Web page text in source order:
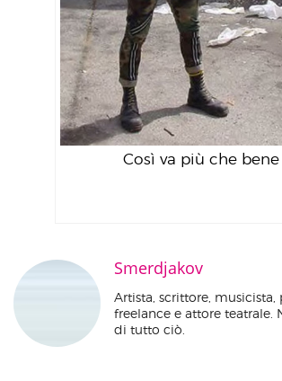
Così va più che bene
Smerdjakov
Artista, scrittore, musicista,
freelance e attore teatrale.
di tutto ciò.